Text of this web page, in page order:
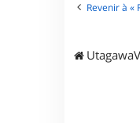
Revenir à «